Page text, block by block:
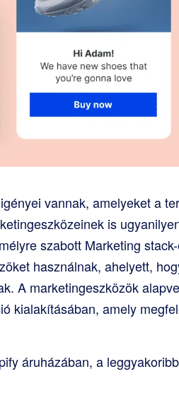
vannak, amelyeket a
is
szabott Marketing
használnak, ahelyett,
A marketingeszközök
kialakításában, amely
áruházában, a